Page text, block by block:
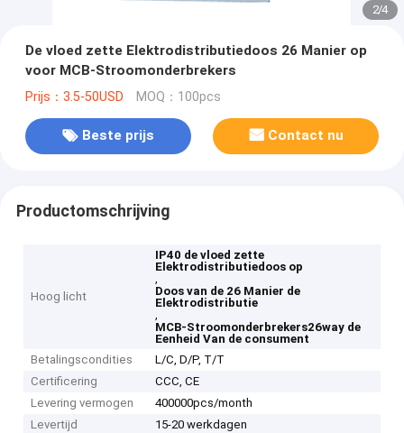
2/4
De vloed zette Elektrodistributiedoos 26 Manier op
voor MCB-Stroomonderbrekers
Prijs：3.5-50USD MOQ：100pcs
Beste prijs Contact nu
Productomschrijving
Hoog licht
IP40 de vloed zette
Elektrodistributiedoos op
,
Doos van de 26 Manier de
Elektrodistributie
,
MCB-Stroomonderbrekers26way de
Eenheid Van de consument
Betalingscondities
L/C, D/P, T/T
Certificering
CCC, CE
Levering vermogen
400000pcs/month
Levertijd
15-20 werkdagen